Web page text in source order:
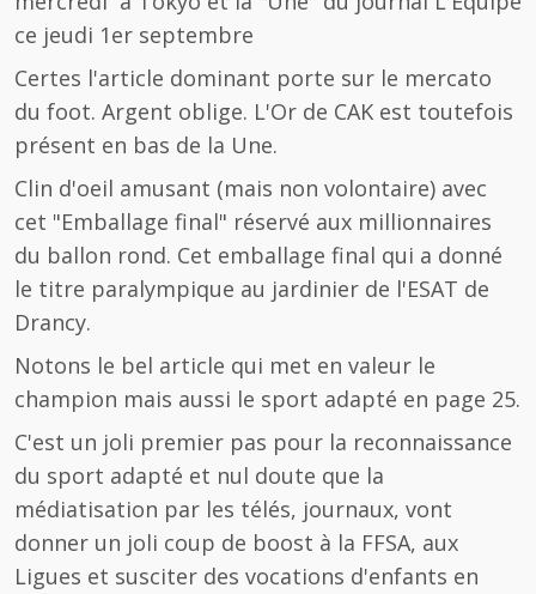
ce jeudi 1er septembre
Certes l'article dominant porte sur le mercato
du foot. Argent oblige. L'Or de CAK est toutefois
présent en bas de la Une.
Clin d'oeil amusant (mais non volontaire) avec
cet "Emballage final" réservé aux millionnaires
du ballon rond. Cet emballage final qui a donné
le titre paralympique au jardinier de l'ESAT de
Drancy.
Notons le bel article qui met en valeur le
champion mais aussi le sport adapté en page 25.
C'est un joli premier pas pour la reconnaissance
du sport adapté et nul doute que la
médiatisation par les télés, journaux, vont
donner un joli coup de boost à la FFSA, aux
Ligues et susciter des vocations d'enfants en